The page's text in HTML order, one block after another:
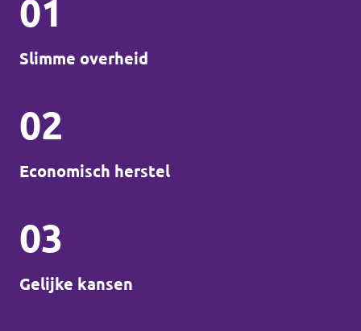
01
Slimme overheid
02
Economisch herstel
03
Gelijke kansen